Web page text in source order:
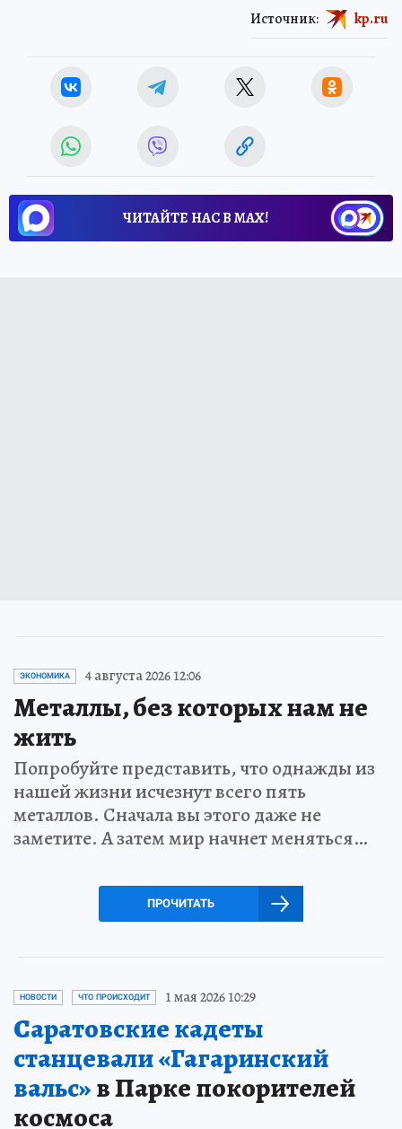
Источник: kp.ru
ЧИТАЙТЕ НАС В МАХ!
ЭКОНОМИКА 4 августа 2026 12:06
Металлы, без которых нам не
жить
Попробуйте представить, что однажды из
нашей жизни исчезнут всего пять
металлов. Сначала вы этого даже не
заметите. А затем мир начнет меняться…
ПРОЧИТАТЬ
НОВОСТИ ЧТО ПРОИСХОДИТ 1 мая 2026 10:29
Саратовские кадеты
станцевали «Гагаринский
вальс»в Парке покорителей
космоса